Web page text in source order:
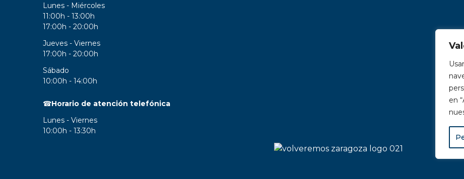
en
Lunes - Miércoles
11:00h - 13:00h
17:00h - 20:00h
Jueves - Viernes
17:00h - 20:00h
Sábado
10:00h - 14:00h
☎Horario de atención telefónica
Lunes - Viernes
10:00h - 13:30h